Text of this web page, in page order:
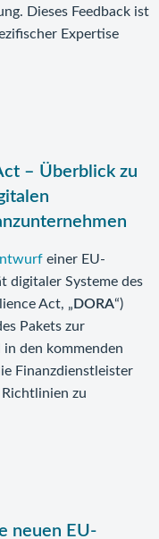
Dieses Feedback ist
Expertise
– Überblick zu
einer EU-
digitaler Systeme des
Act, „ DORA“)
Pakets zur
den kommenden
Finanzdienstleister
zu
neuen EU-